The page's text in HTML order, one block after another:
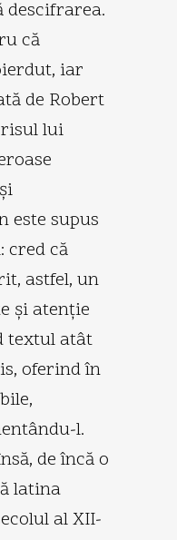
descifrarea.
că
iar
de Robert
lui
este supus
cred că
astfel, un
şi atenţie
textul atât
oferind în
l.
de încă o
latina
al XII-